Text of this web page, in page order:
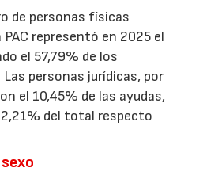
de personas físicas
representó en 2025 el
el 57,79% de los
personas jurídicas, por
el 10,45% de las ayudas,
del total respecto